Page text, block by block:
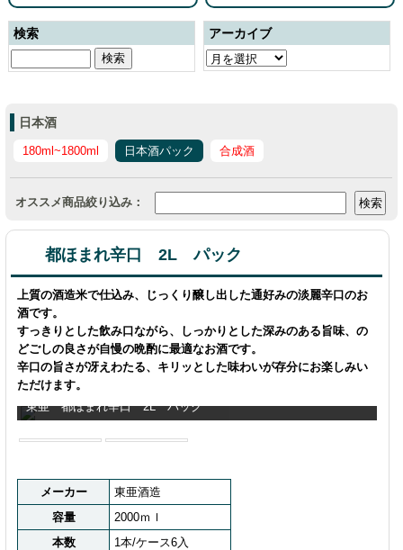
検索 アーカイブ
日本酒
180ml~1800ml 日本酒パック 合成酒
オススメ商品絞り込み：
都ほまれ辛口 2L パック
上質の酒造米で仕込み、じっくり醸し出した通好みの淡麗辛口のお
酒です。
すっきりとした飲み口ながら、しっかりとした深みのある旨味、の
どごしの良さが自慢の晩酌に最適なお酒です。
辛口の旨さが冴えわたる、キリッとした味わいが存分にお楽しみい
ただけます。
東亜 都ほまれ辛口 2L パック
メーカー
東亜酒造
容量
2000ｍｌ
本数
1本/ケース6入